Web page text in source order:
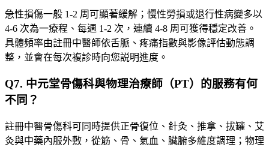
急性損傷一般 1-2 周可顯著緩解；慢性勞損或退行性病變多以
4-6 次為一療程、每週 1-2 次，連續 4-8 周可獲得穩定改善。
具體頻率由註冊中醫師依舌脈、疼痛指數與影像評估動態調
整，並會在每次複診時向您説明進度。
Q7. 中元堂骨傷科與物理治療師（PT）的服務有何
不同？
註冊中醫骨傷科可同時提供正骨復位、針灸、推拿、拔罐、艾
灸與中藥內服外敷，從筋、骨、氣血、臟腑多維度調理；物理